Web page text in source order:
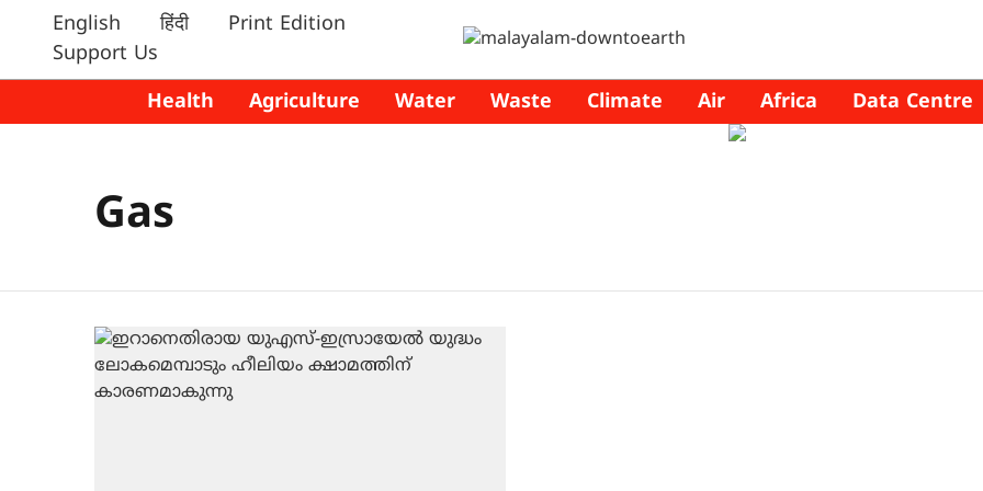
English हिंदी
Print Edition
Support Us
Health
Agriculture Water Waste Climate Air Africa Data Centre
Gas